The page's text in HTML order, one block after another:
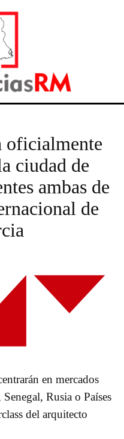
oficialmente
ciudad de
ambas de
de
en mercados
Rusia o Países
del arquitecto